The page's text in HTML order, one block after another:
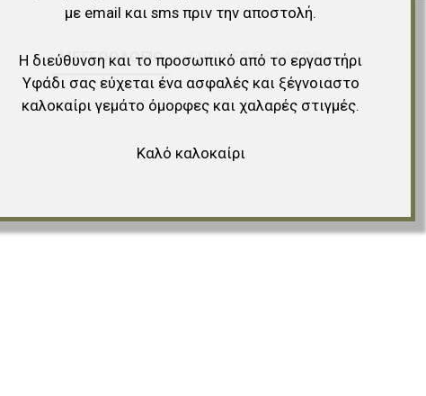
ΜΕΓΕΘΟΛΟΓΙΟ ΓΝΏΜΕΣ ΠΕΛΑΤΏΝ
με email και sms πριν την αποστολή.
Η διεύθυνση και το προσωπικό από το εργαστήρι
Υφάδι σας εύχεται ένα ασφαλές και ξέγνοιαστο
καλοκαίρι γεμάτο όμορφες και χαλαρές στιγμές.
Καλό καλοκαίρι